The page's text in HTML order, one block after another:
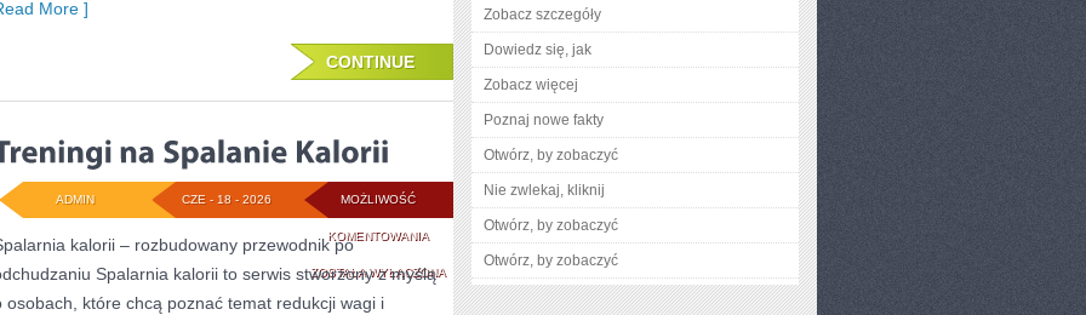
More ]
CONTINUE
MOŻLIWOŚĆ
KOMENTOWANIATRENINGI
NA
SPALANIE
ZOSTAŁA WYŁĄCZONA
CZE - 18 - 2026
ADMIN
kalorii – rozbudowany przewodnik po
Spalarnia kalorii to serwis stworzony z myślą
osobach, które chcą poznać temat redukcji wagi i
Zobacz szczegóły
Dowiedz się, jak
Zobacz więcej
Poznaj nowe fakty
Otwórz, by zobaczyć
Nie zwlekaj, kliknij
Otwórz, by zobaczyć
Otwórz, by zobaczyć